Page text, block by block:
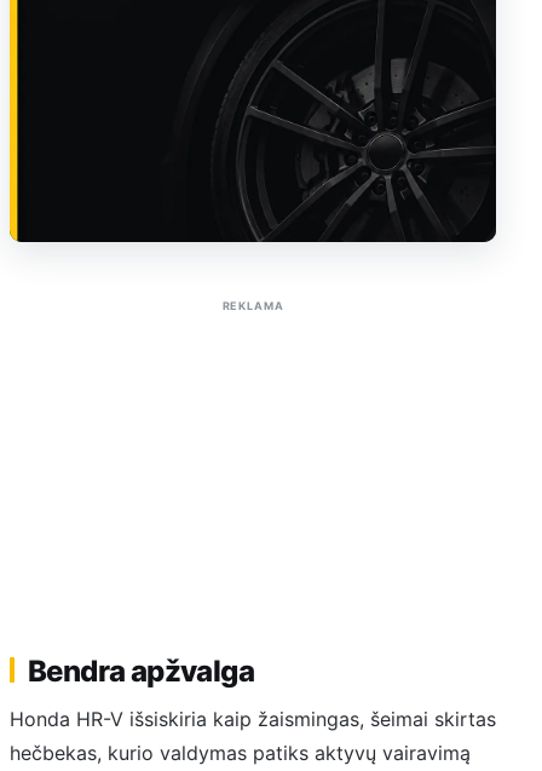
REKLAMA
Bendra apžvalga
Honda HR-V išsiskiria kaip žaismingas, šeimai skirtas
hečbekas, kurio valdymas patiks aktyvų vairavimą